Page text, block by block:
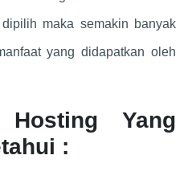
maka semakin banyak
yang didapatkan oleh
Yang
: